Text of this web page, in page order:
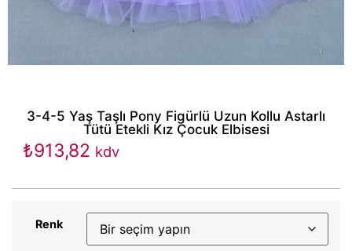
3-4-5 Yaş Taşlı Pony Figürlü Uzun Kollu Astarlı
Tütü Etekli Kız Çocuk Elbisesi
₺913,82 kdv
Renk